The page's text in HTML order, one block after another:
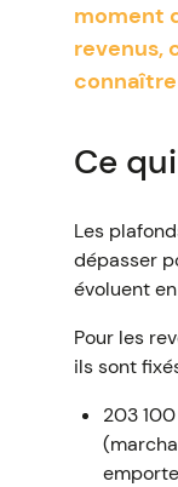
moment
revenus,
Ce
Les
dépasser
évoluent
Pour les
ils sont
203